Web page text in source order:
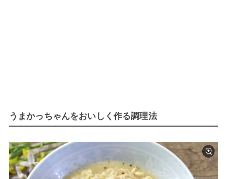
うまかっちゃんをおいしく作る調理法